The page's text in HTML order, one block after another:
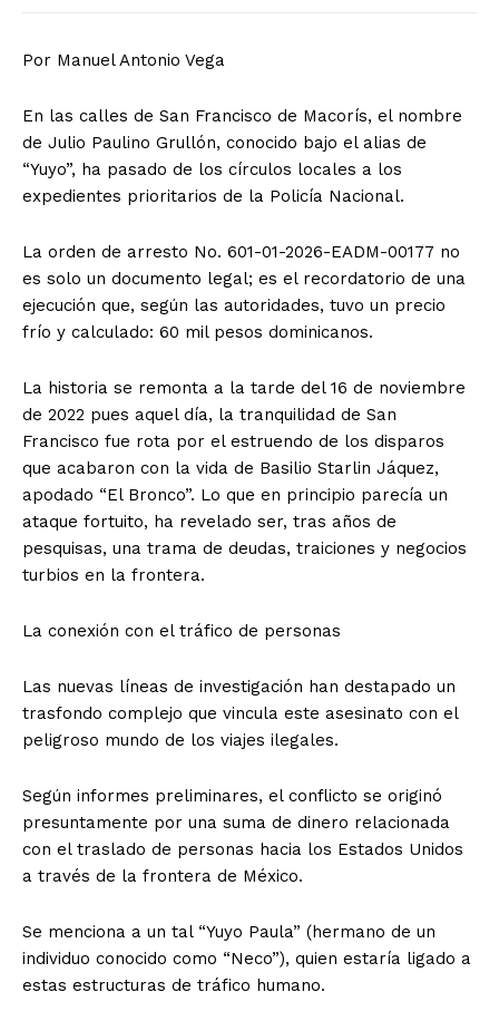
Por Manuel Antonio Vega
​En las calles de San Francisco de Macorís, el nombre
de Julio Paulino Grullón, conocido bajo el alias de
“Yuyo”, ha pasado de los círculos locales a los
expedientes prioritarios de la Policía Nacional.
La orden de arresto No. 601-01-2026-EADM-00177 no
es solo un documento legal; es el recordatorio de una
ejecución que, según las autoridades, tuvo un precio
frío y calculado: 60 mil pesos dominicanos.
​La historia se remonta a la tarde del 16 de noviembre
de 2022 pues aquel día, la tranquilidad de San
Francisco fue rota por el estruendo de los disparos
que acabaron con la vida de Basilio Starlin Jáquez,
apodado “El Bronco”. Lo que en principio parecía un
ataque fortuito, ha revelado ser, tras años de
pesquisas, una trama de deudas, traiciones y negocios
turbios en la frontera.
​La conexión con el tráfico de personas
​Las nuevas líneas de investigación han destapado un
trasfondo complejo que vincula este asesinato con el
peligroso mundo de los viajes ilegales.
Según informes preliminares, el conflicto se originó
presuntamente por una suma de dinero relacionada
con el traslado de personas hacia los Estados Unidos
a través de la frontera de México.
​Se menciona a un tal “Yuyo Paula” (hermano de un
individuo conocido como “Neco”), quien estaría ligado a
estas estructuras de tráfico humano.